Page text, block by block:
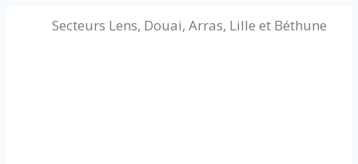
Secteurs Lens, Douai, Arras, Lille et Béthune